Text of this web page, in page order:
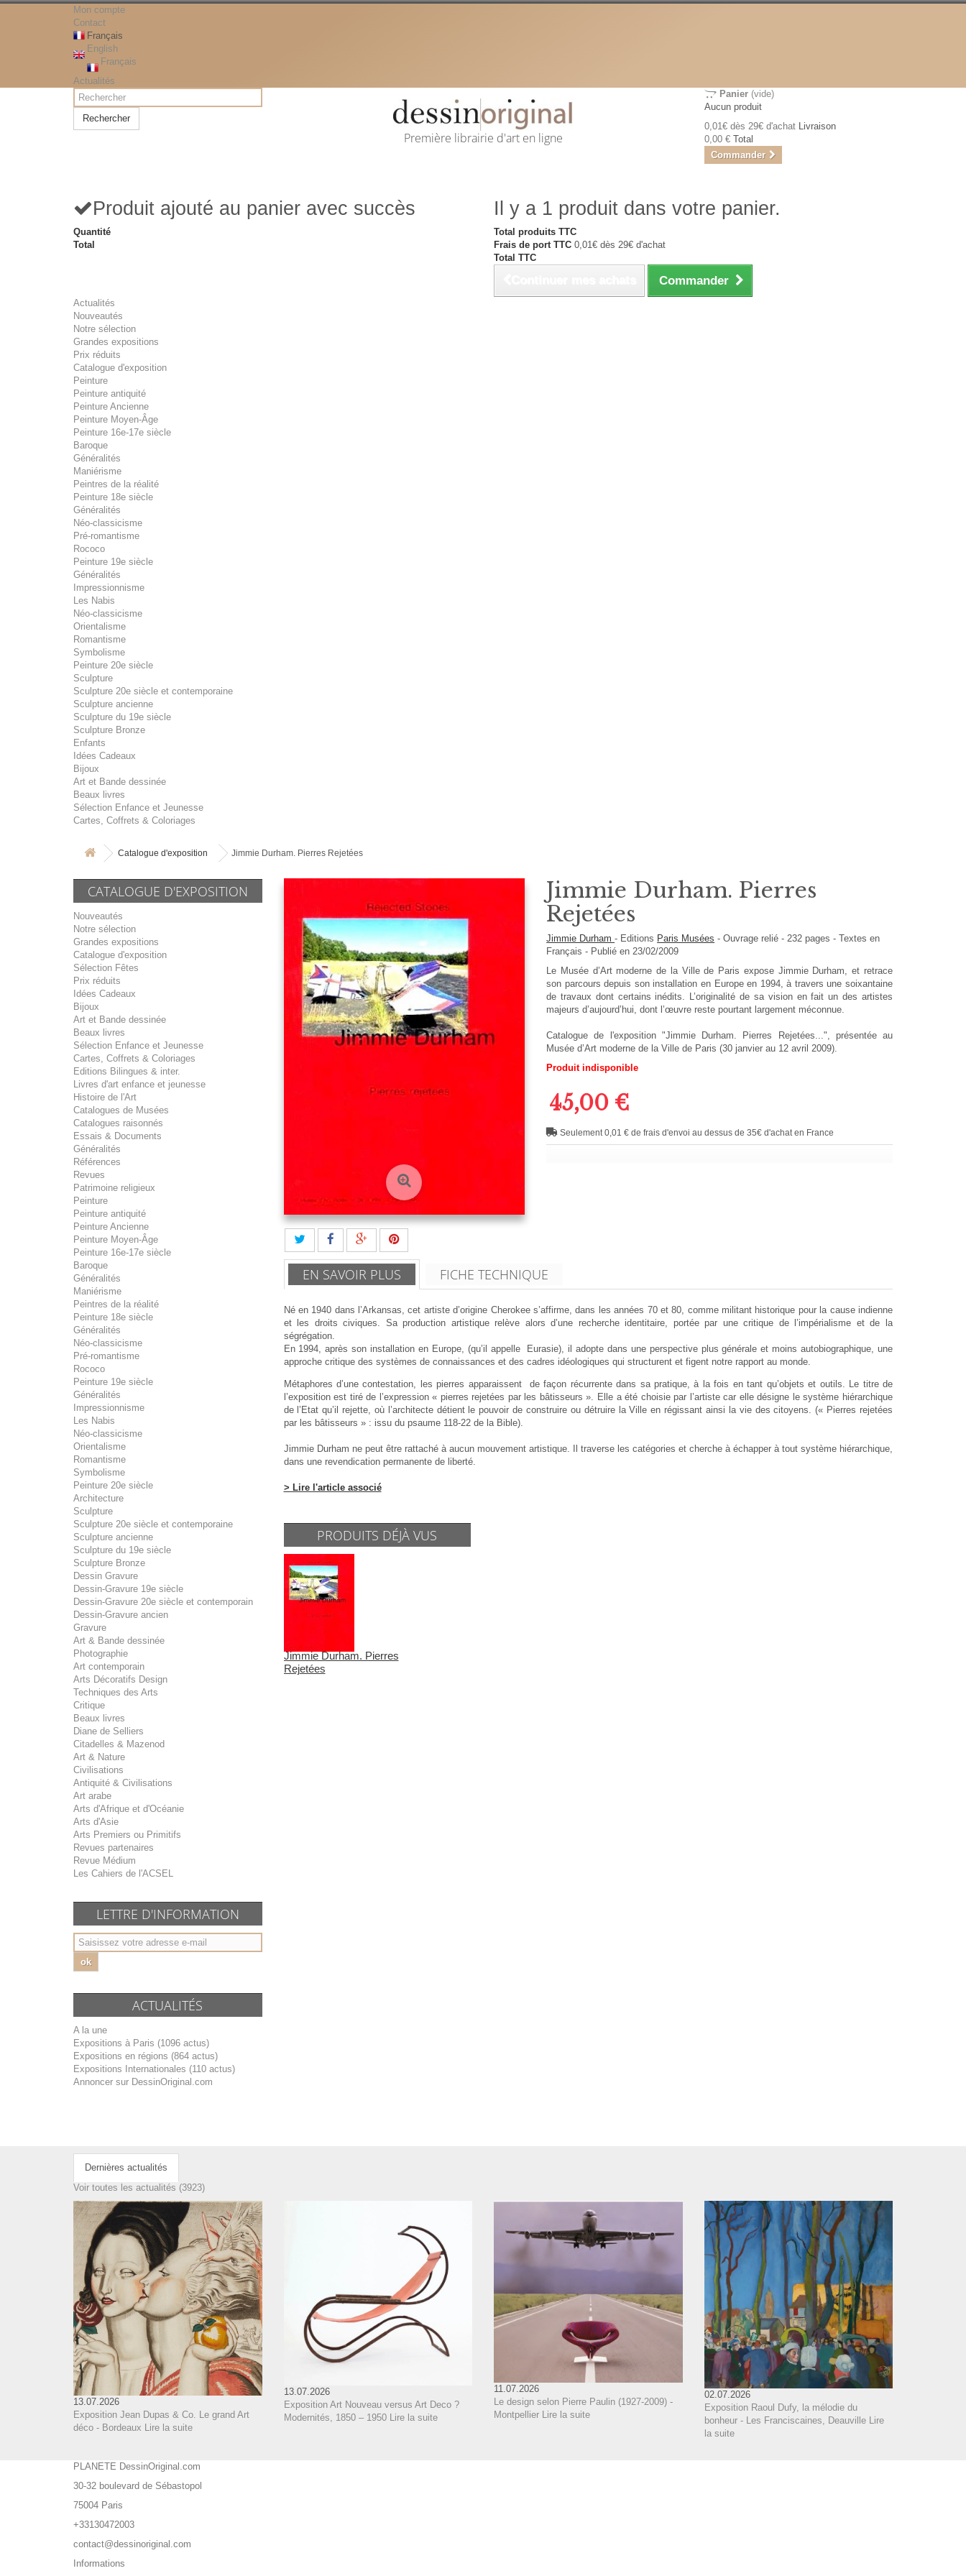
Mon compte
Contact
Français
English
Français
Actualités
Rechercher
Première librairie d'art en ligne
Panier (vide)
Aucun produit
0,01€ dès 29€ d'achat Livraison
0,00 € Total
Commander
Produit ajouté au panier avec succès
Quantité
Total
Il y a 1 produit dans votre panier.
Total produits TTC
Frais de port TTC 0,01€ dès 29€ d'achat
Total TTC
Commander
Actualités
Nouveautés
Notre sélection
Grandes expositions
Prix réduits
Catalogue d'exposition
Peinture
Peinture antiquité
Peinture Ancienne
Peinture Moyen-Âge
Peinture 16e-17e siècle
Baroque
Généralités
Maniérisme
Peintres de la réalité
Peinture 18e siècle
Généralités
Néo-classicisme
Pré-romantisme
Rococo
Peinture 19e siècle
Généralités
Impressionnisme
Les Nabis
Néo-classicisme
Orientalisme
Romantisme
Symbolisme
Peinture 20e siècle
Sculpture
Sculpture 20e siècle et contemporaine
Sculpture ancienne
Sculpture du 19e siècle
Sculpture Bronze
Enfants
Idées Cadeaux
Bijoux
Art et Bande dessinée
Beaux livres
Sélection Enfance et Jeunesse
Cartes, Coffrets & Coloriages
Catalogue d'exposition Jimmie Durham. Pierres Rejetées
CATALOGUE D'EXPOSITION
Nouveautés
Notre sélection
Grandes expositions
Catalogue d'exposition
Sélection Fêtes
Prix réduits
Idées Cadeaux
Bijoux
Art et Bande dessinée
Beaux livres
Sélection Enfance et Jeunesse
Cartes, Coffrets & Coloriages
Editions Bilingues & inter.
Livres d'art enfance et jeunesse
Histoire de l'Art
Catalogues de Musées
Catalogues raisonnés
Essais & Documents
Généralités
Références
Revues
Patrimoine religieux
Peinture
Peinture antiquité
Peinture Ancienne
Peinture Moyen-Âge
Peinture 16e-17e siècle
Baroque
Généralités
Maniérisme
Peintres de la réalité
Peinture 18e siècle
Généralités
Néo-classicisme
Pré-romantisme
Rococo
Peinture 19e siècle
Généralités
Impressionnisme
Les Nabis
Néo-classicisme
Orientalisme
Romantisme
Symbolisme
Peinture 20e siècle
Architecture
Sculpture
Sculpture 20e siècle et contemporaine
Sculpture ancienne
Sculpture du 19e siècle
Sculpture Bronze
Dessin Gravure
Dessin-Gravure 19e siècle
Dessin-Gravure 20e siècle et contemporain
Dessin-Gravure ancien
Gravure
Art & Bande dessinée
Photographie
Art contemporain
Arts Décoratifs Design
Techniques des Arts
Critique
Beaux livres
Diane de Selliers
Citadelles & Mazenod
Art & Nature
Civilisations
Antiquité & Civilisations
Art arabe
Arts d'Afrique et d'Océanie
Arts d'Asie
Arts Premiers ou Primitifs
Revues partenaires
Revue Médium
Les Cahiers de l'ACSEL
LETTRE D'INFORMATION
ok
ACTUALITÉS
A la une
Expositions à Paris (1096 actus)
Expositions en régions (864 actus)
Expositions Internationales (110 actus)
Annoncer sur DessinOriginal.com
Jimmie Durham. Pierres
Rejetées
Jimmie Durham- Editions Paris Musées -Ouvrage relié-232pages -Textes en
Français- Publié en 23/02/2009
Le Musée d’Art moderne de la Ville de Paris expose Jimmie Durham, et retrace
son parcours depuis son installation en Europe en 1994, à travers une soixantaine
de travaux dont certains inédits. L’originalité de sa vision en fait un des artistes
majeurs d’aujourd’hui, dont l’œuvre reste pourtant largement méconnue.
Catalogue de l'exposition "Jimmie Durham. Pierres Rejetées...", présentée au
Musée d’Art moderne de la Ville de Paris (30 janvier au 12 avril 2009).
Produit indisponible
45,00 €
Seulement 0,01 € de frais d'envoi au dessus de 35€ d'achat en France
EN SAVOIR PLUS FICHE TECHNIQUE
Né en 1940 dans l’Arkansas, cet artiste d’origine Cherokee s’affirme, dans les années 70 et 80, comme militant historique pour la cause indienne
et les droits civiques. Sa production artistique relève alors d’une recherche identitaire, portée par une critique de l’impérialisme et de la
ségrégation.
En 1994, après son installation en Europe, (qu’il appelle Eurasie), il adopte dans une perspective plus générale et moins autobiographique, une
approche critique des systèmes de connaissances et des cadres idéologiques qui structurent et figent notre rapport au monde.
Métaphores d’une contestation, les pierres apparaissent de façon récurrente dans sa pratique, à la fois en tant qu’objets et outils. Le titre de
l’exposition est tiré de l’expression « pierres rejetées par les bâtisseurs ». Elle a été choisie par l’artiste car elle désigne le système hiérarchique
de l’Etat qu’il rejette, où l’architecte détient le pouvoir de construire ou détruire la Ville en régissant ainsi la vie des citoyens. (« Pierres rejetées
par les bâtisseurs » : issu du psaume 118-22 de la Bible).
Jimmie Durham ne peut être rattaché à aucun mouvement artistique. Il traverse les catégories et cherche à échapper à tout système hiérarchique,
dans une revendication permanente de liberté.
> Lire l'article associé
PRODUITS DÉJÀ VUS
Jimmie Durham. Pierres
Rejetées
Dernières actualités
Voir toutes les actualités (3923)
13.07.2026
Exposition Jean Dupas & Co. Le grand Art
déco - Bordeaux Lire la suite
13.07.2026
Exposition Art Nouveau versus Art Deco ?
Modernités, 1850 – 1950
Lire la suite
11.07.2026
Le design selon Pierre Paulin (1927-2009) -
Montpellier Lire la suite
02.07.2026
Exposition Raoul Dufy, la mélodie du
bonheur - Les Franciscaines, Deauville
Lire
la suite
PLANETE DessinOriginal.com
30-32 boulevard de Sébastopol
75004 Paris
+33130472003
contact@dessinoriginal.com
Informations